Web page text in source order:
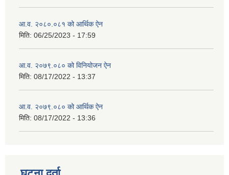
आ.व. २०८०.०८१ को आर्थिक ऐन
मिति: 06/25/2023 - 17:59
आ.व. २०७९.०८० को विनियोजन ऐन
मिति: 08/17/2022 - 13:37
आ.व. २०७९.०८० को आर्थिक ऐन
मिति: 08/17/2022 - 13:36